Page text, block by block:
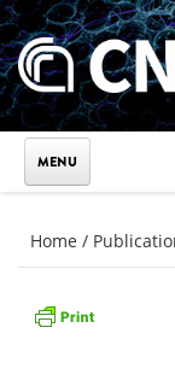
Skip to main content
You are
Home /